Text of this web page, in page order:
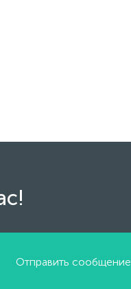
Отправить сообщение